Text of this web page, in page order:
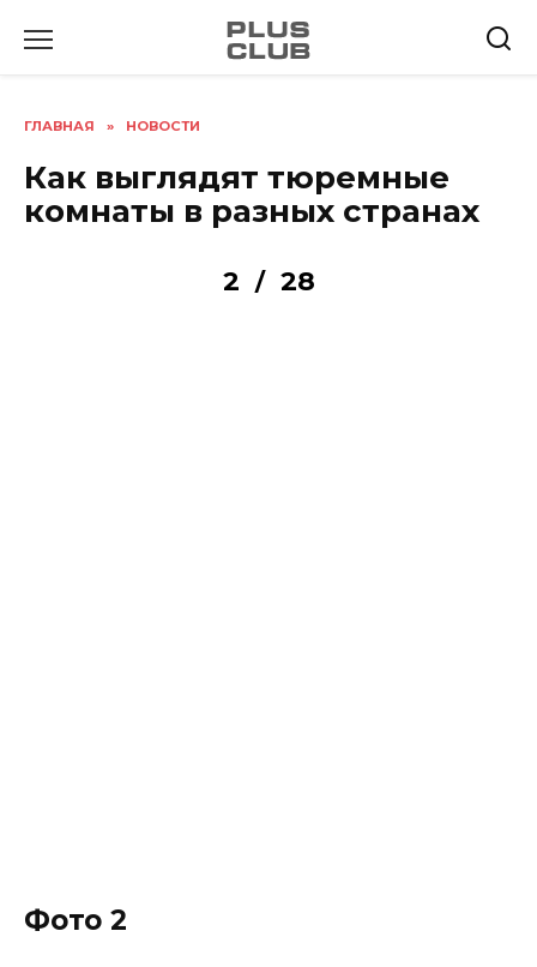
ГЛАВНАЯ » НОВОСТИ
Как выглядят тюремные
комнаты в разных странах
2 / 28
Фото 2